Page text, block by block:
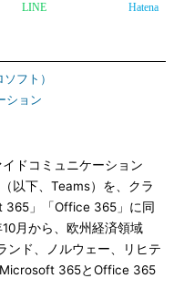
LINE Hatena
フト）
ション
ドコミュニケーション
以下、Teams）を、クラ
365」「Office 365」に同
月から、欧州経済領域
ンド、ノルウェー、リヒテ
365とOffice 365